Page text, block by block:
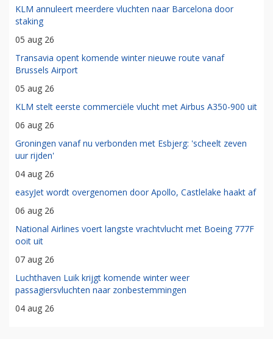
KLM annuleert meerdere vluchten naar Barcelona door
staking
05 aug 26
Transavia opent komende winter nieuwe route vanaf
Brussels Airport
05 aug 26
KLM stelt eerste commerciële vlucht met Airbus A350-900 uit
06 aug 26
Groningen vanaf nu verbonden met Esbjerg: 'scheelt zeven
uur rijden'
04 aug 26
easyJet wordt overgenomen door Apollo, Castlelake haakt af
06 aug 26
National Airlines voert langste vrachtvlucht met Boeing 777F
ooit uit
07 aug 26
Luchthaven Luik krijgt komende winter weer
passagiersvluchten naar zonbestemmingen
04 aug 26